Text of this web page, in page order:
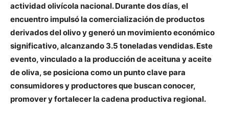
actividad olivícola nacional. Durante dos días, el
encuentro impulsó la comercialización de productos
derivados del olivo y generó un movimiento económico
significativo, alcanzando 3.5 toneladas vendidas. Este
evento, vinculado a la producción de aceituna y aceite
de oliva, se posiciona como un punto clave para
consumidores y productores que buscan conocer,
promover y fortalecer la cadena productiva regional.